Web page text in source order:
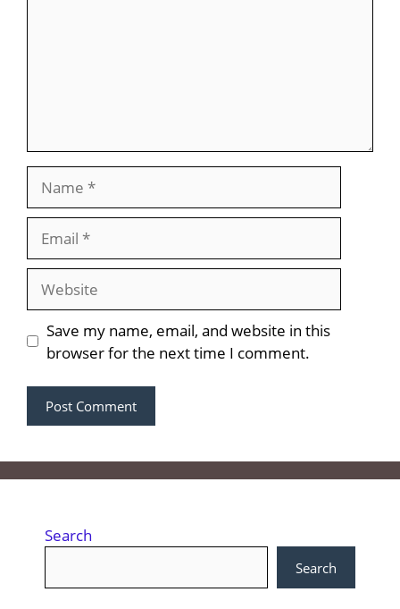
Save my name, email, and website in this
browser for the next time I comment.
Search
Search